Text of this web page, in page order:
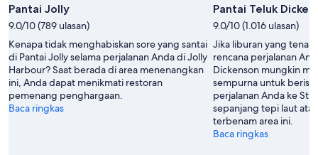
Terbuka
oleh
Matt
Anderson
Photography
Pantai Jolly
9.0/10 (789 ulasan)
Kenapa tidak menghabiskan sore yang santai
di Pantai Jolly selama perjalanan Anda di Jolly
Harbour? Saat berada di area menenangkan
ini, Anda dapat menikmati restoran
pemenang penghargaan.
Baca ringkas
Pantai Teluk
9.0/10 (1.016 ulasan)
Jika liburan yang
rencana perjalanan
Dickenson mungkin
sempurna untuk
perjalanan Anda ke St.
sepanjang tepi laut
terbenam area ini.
Baca ringkas